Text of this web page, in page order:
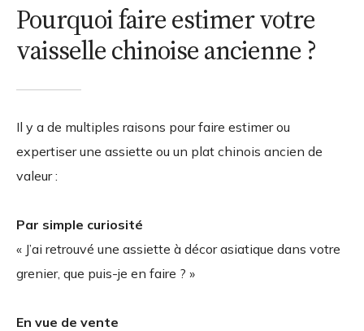
Pourquoi faire estimer votre
vaisselle chinoise ancienne ?
Il y a de multiples raisons pour faire estimer ou
expertiser une assiette ou un plat chinois ancien de
valeur :
Par simple curiosité
« J’ai retrouvé une assiette à décor asiatique dans votre
grenier, que puis-je en faire ? »
En vue de vente